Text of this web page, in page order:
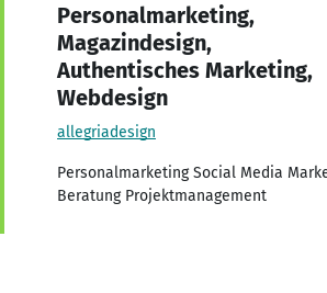
Personalmarketing,
Magazindesign,
Authentisches Marketing,
Webdesign
allegriadesign
Personalmarketing Social Media
Beratung Projektmanagement